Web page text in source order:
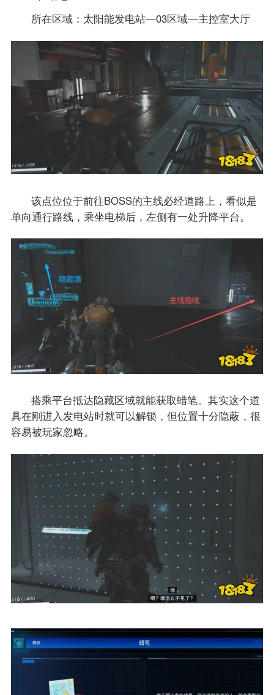
所在区域：太阳能发电站—03区域—主控室大厅
该点位位于前往BOSS的主线必经道路上，看似是
单向通行路线，乘坐电梯后，左侧有一处升降平台。
搭乘平台抵达隐藏区域就能获取蜡笔。其实这个道
具在刚进入发电站时就可以解锁，但位置十分隐蔽，很
容易被玩家忽略。